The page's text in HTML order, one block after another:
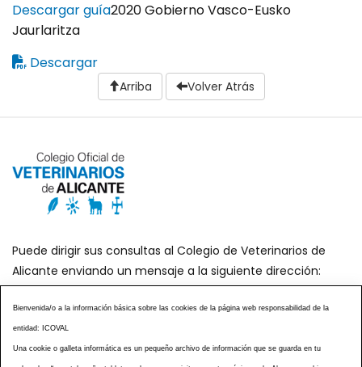
Descargar guía2020 Gobierno Vasco-Eusko
Jaurlaritza
Descargar
Arriba Volver Atrás
Puede dirigir sus consultas al Colegio de Veterinarios de
Alicante enviando un mensaje a la siguiente dirección:
secretaria@icoval.org
¿SABÍAS QUÉ?
CENTROS VETERINARIOS
TABLÓN ANUNCIOS
Bienvenida/o a la información básica sobre las cookies de la página web responsabilidad de la
entidad: ICOVAL
Una cookie o galleta informática es un pequeño archivo de información que se guarda en tu